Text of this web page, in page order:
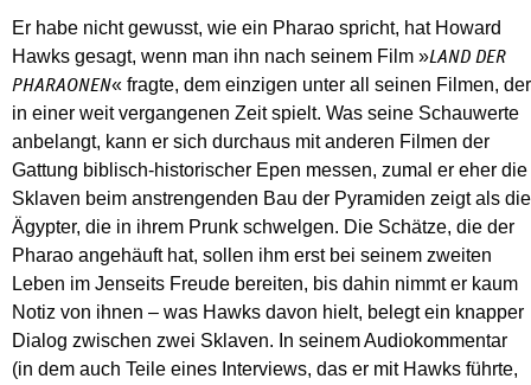
Er habe nicht gewusst, wie ein Pharao spricht, hat Howard
Hawks gesagt, wenn man ihn nach seinem Film »LAND DER
PHARAONEN« fragte, dem einzigen unter all seinen Filmen, der
in einer weit vergangenen Zeit spielt. Was seine Schauwerte
anbelangt, kann er sich durchaus mit anderen Filmen der
Gattung biblisch-historischer Epen messen, zumal er eher die
Sklaven beim anstrengenden Bau der Pyramiden zeigt als die
Ägypter, die in ihrem Prunk schwelgen. Die Schätze, die der
Pharao angehäuft hat, sollen ihm erst bei seinem zweiten
Leben im Jenseits Freude bereiten, bis dahin nimmt er kaum
Notiz von ihnen – was Hawks davon hielt, belegt ein knapper
Dialog zwischen zwei Sklaven. In seinem Audiokommentar
(in dem auch Teile eines Interviews, das er mit Hawks führte,